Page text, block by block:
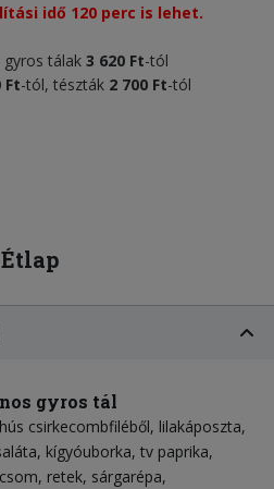
idő 120 perc is lehet.
gyros tálak 3 620 Ft-tól
Ft-tól, tészták 2 700 Ft-tól
Étlap
gyros tál
csirkecombfiléből lilakáposzta
kígyóuborka tv paprika
retek sárgarépa